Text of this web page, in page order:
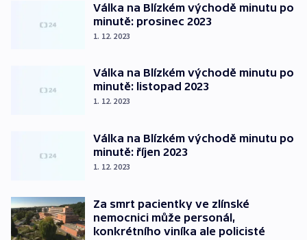
Válka na Blízkém východě minutu po
minutě: prosinec 2023
1. 12. 2023
Válka na Blízkém východě minutu po
minutě: listopad 2023
1. 12. 2023
Válka na Blízkém východě minutu po
minutě: říjen 2023
1. 12. 2023
Za smrt pacientky ve zlínské
nemocnici může personál,
konkrétního viníka ale policisté